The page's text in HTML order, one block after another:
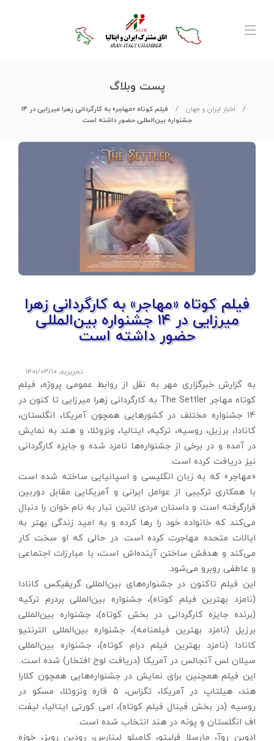
پست وبلاگ
اخبار ایران و جهان
فیلم کوتاه «مهاجر» به کارگردانی زهرا میرزایی در ۱۴
جشنواره بین‌المللی حضور داشته است
فیلم کوتاه «مهاجر» به کارگردانی زهرا
میرزایی در ۱۴ جشنواره بین‌المللی
حضور داشته است
تحریریه, ۱۴۰۱/۰۳/۱۰
به گزارش خبرگزاری مهر به نقل از روابط عمومی پروژه، فیلم
کوتاه مهاجر The Settler به کارگردانی زهرا میرزایی تا کنون در
۱۴ جشنواره مختلف در کشورهایی همچون آمریکا، انگلستان،
کانادا، برزیل، روسیه، ترکیه، ایتالیا، ونزوئلا، و هند به نمایش
در آمده و در برخی از جشنواره‌ها نامزد شده و جایزه کارگردانی
نیز دریافت کرده است.
«مهاجر» که به زبان انگلیسی و اسپانیایی ساخته شده است
با همکاری ترکیبی از عوامل ایرانی و آمریکایی مقابل دوربین
قرارگرفته است و داستان مردی لاتین تبار به نام خوان را دنبال
می‌کند که خانواده خود را رها کرده و به امید زندگی بهتر به
ایالات متحده مهاجرت کرده است. در حالی که او سخت کار
می‌کند و هدفش ساختن آینده‌اش است، با مبارزات اجتماعی
و عاطفی روبرو می‌شود.
این فیلم تاکنون در جشنواره‌های بین‌المللی گریفیکس کانادا
(نامزد بهترین فیلم کوتاه)، جشنواره بین‌المللی بردرم ترکیه
(برنده جایزه کارگردانی در بخش کوتاه)، جشنواره بین‌المللی
برزیل (نامزد بهترین فیلمنامه)، جشنواره بین‌المللی الترنتیو
کانادا (نامزد بهترین فیلم درام کوتاه)، جشنواره بین‌المللی
سیلان لس آنجالس در آمریکا (دریافت لوح افتخار) شده است.
این فیلم همچنین برای نمایش در جشنواره‌هایی همچون کلارا
هند، هیلتاپ در آمریکا، تگزاس، ۵ قاره ونزوئلا، مسکو در
روسیه (در بخش فینال فیلم کوتاه)، امی کورتی ایتالیا، لیفت
اف انگلستان و پونه در هند انتخاب شده است.
ادوین روآ، مارسلا فرلیتو، کامیلو لینارس، رودین رویز، خوزه